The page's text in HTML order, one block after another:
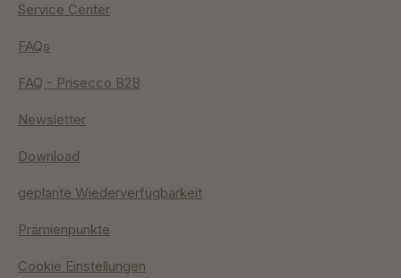
Service Center
FAQs
FAQ - Prisecco B2B
Newsletter
Download
geplante Wiederverfügbarkeit
Prämienpunkte
Cookie Einstellungen